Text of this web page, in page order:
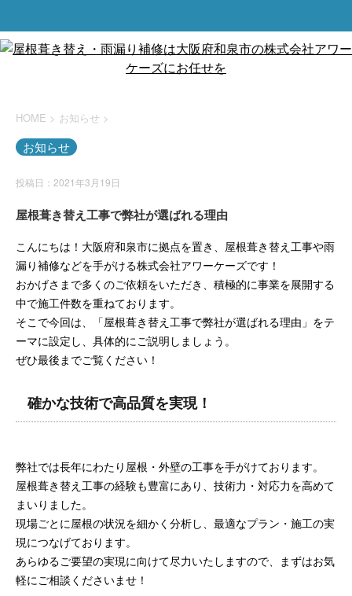
HOME > お知らせ >
お知らせ
投稿日：2021年3月19日
屋根葺き替え工事で弊社が選ばれる理由
こんにちは！大阪府和泉市に拠点を置き、屋根葺き替え工事や雨
漏り補修などを手がける株式会社アワーケーズです！
おかげさまで多くのご依頼をいただき、積極的に事業を展開する
中で施工件数を重ねております。
そこで今回は、「屋根葺き替え工事で弊社が選ばれる理由」をテ
ーマに設定し、具体的にご説明しましょう。
ぜひ最後までご覧ください！
確かな技術で高品質を実現！
弊社では長年にわたり屋根・外壁の工事を手がけております。
屋根葺き替え工事の経験も豊富にあり、技術力・対応力を高めて
まいりました。
現場ごとに屋根の状況を細かく分析し、最適なプラン・施工の実
現につなげております。
あらゆるご要望の実現に向けて尽力いたしますので、まずはお気
軽にご相談くださいませ！